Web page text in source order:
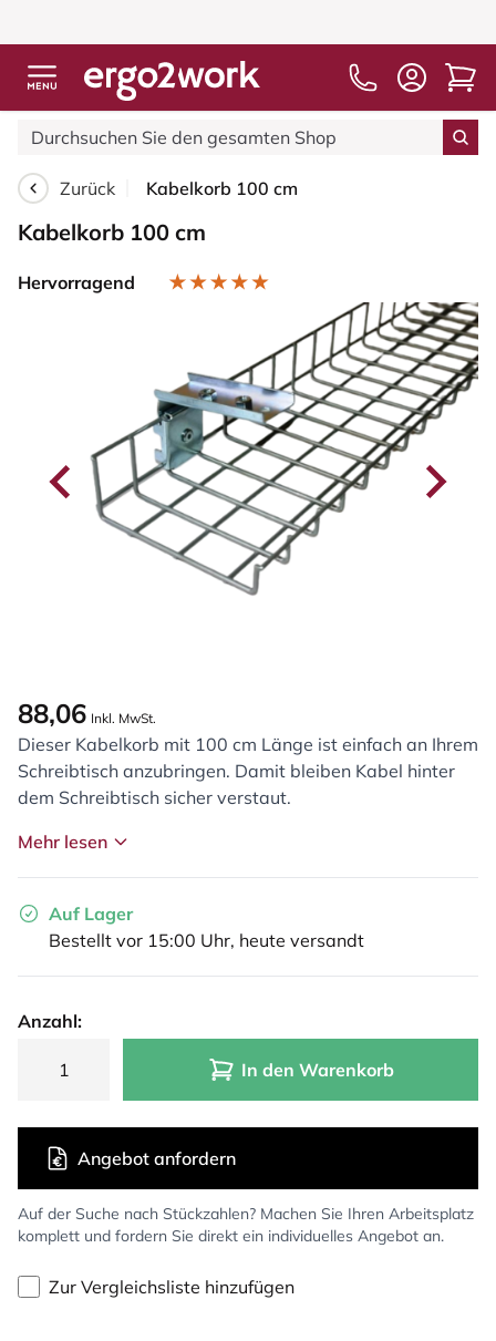
Zurück Kabelkorb 100 cm
Kabelkorb 100 cm
Hervorragend
88,06 Inkl. MwSt.
Dieser Kabelkorb mit 100 cm Länge ist einfach an Ihrem
Schreibtisch anzubringen. Damit bleiben Kabel hinter
dem Schreibtisch sicher verstaut.
Mehr lesen
Auf Lager
Bestellt vor 15:00 Uhr, heute versandt
Anzahl:
In den Warenkorb
Auf der Suche nach Stückzahlen? Machen Sie Ihren Arbeitsplatz
komplett und fordern Sie direkt ein individuelles Angebot an.
Angebot anfordern
Zur Vergleichsliste hinzufügen